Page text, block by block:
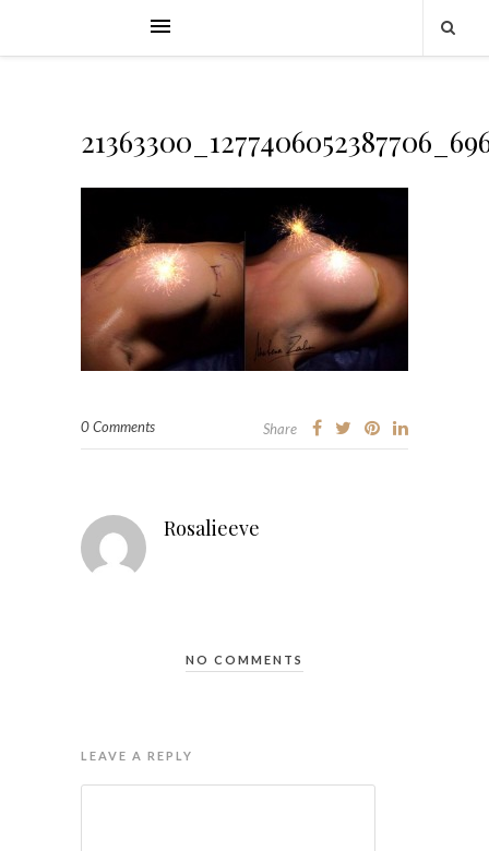
0 Comments Share
Rosalieeve
NO COMMENTS
LEAVE A REPLY